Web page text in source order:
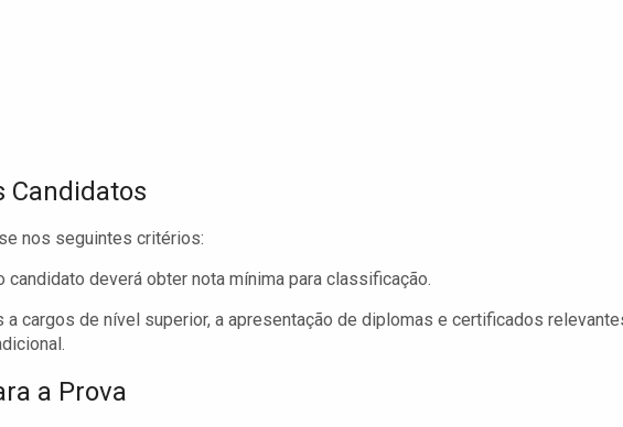
Candidatos
nos seguintes critérios:
candidato deverá obter nota mínima para classificação.
a cargos de nível superior, a apresentação de diplomas e certificados
a Prova